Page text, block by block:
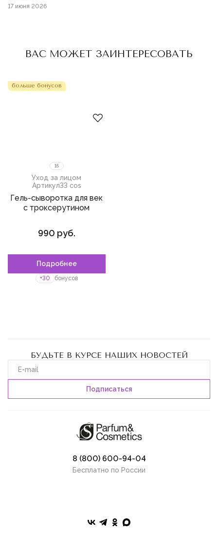
17 июня 2026
ВАС МОЖЕТ ЗАИНТЕРЕСОВАТЬ
больше бонусов
зарегистрируйтесь,
чтобы добавить товар в
15
Уход за лицом
Артикул33 cos
Гель-сыворотка для век
с троксерутином
990 руб.
Подробнее
+30 бонусов
БУДЬТЕ В КУРСЕ НАШИХ НОВОСТЕЙ
8 (800) 600-94-04
Бесплатно по России